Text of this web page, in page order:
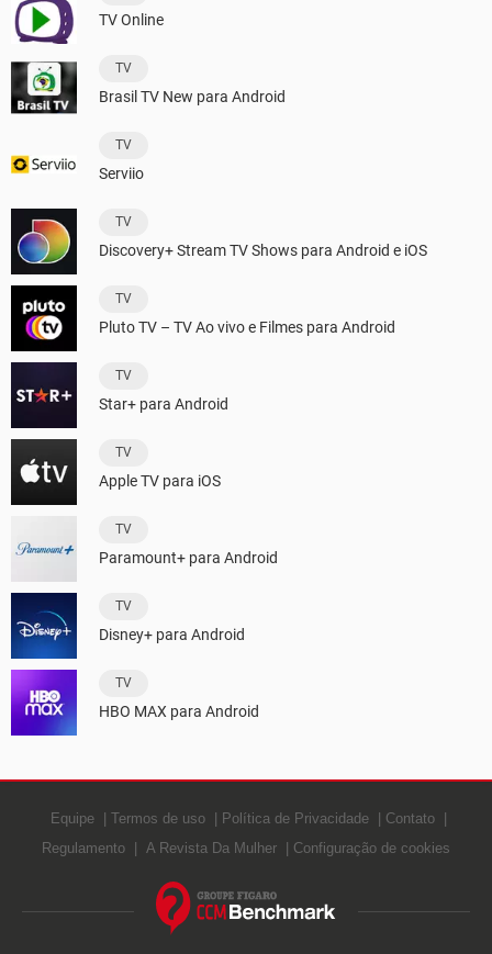
TV Online
TV
Brasil TV New para Android
TV
Serviio
TV
Discovery+ Stream TV Shows para Android e iOS
TV
Pluto TV – TV Ao vivo e Filmes para Android
TV
Star+ para Android
TV
Apple TV para iOS
TV
Paramount+ para Android
TV
Disney+ para Android
TV
HBO MAX para Android
Equipe Termos de uso Política de Privacidade
Contato
Regulamento
A Revista Da Mulher Configuração de cookies